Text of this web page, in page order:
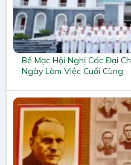
Bế Mạc Hội Nghị Các Đại
Ngày Làm Việc Cuối Cùng